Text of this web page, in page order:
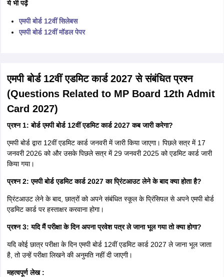
ये भी पढ़ें
एमपी बोर्ड 12वीं सिलेबस
एमपी बोर्ड 12वीं मॉडल पेपर
एमपी बोर्ड 12वीं एडमिट कार्ड 2027 से संबंधित प्रश्न
(Questions Related to MP Board 12th Admit
Card 2027)
प्रश्न 1: बोर्ड एमपी बोर्ड 12वीं एडमिट कार्ड 2027 कब जारी करेगा?
एमपी बोर्ड द्वारा 12वीं एडमिट कार्ड जनवरी में जारी किया जाएगा। पिछले सत्र में 17
जनवरी 2026 को और उसके पिछले सत्र में 29 जनवरी 2025 को एडमिट कार्ड जारी
किया गया।
प्रश्न 2: एमपी बोर्ड एडमिट कार्ड 2027 का प्रिंटआउट लेने के बाद क्या होता है?
प्रिंटआउट लेने के बाद, छात्रों को अपने संबंधित स्कूल के प्रिंसिपल से अपने एमपी बोर्ड
एडमिट कार्ड पर हस्ताक्षर करवाना होगा।
प्रश्न 3: यदि मैं परीक्षा के दिन अपना प्रवेश पत्र ले जाना भूल गया तो क्या होगा?
यदि कोई छात्र परीक्षा के दिन एमपी बोर्ड 12वीं एडमिट कार्ड 2027 ले जाना भूल जाता
है, तो उन्हें परीक्षा लिखने की अनुमति नहीं दी जाएगी।
महत्वपूर्ण लेख :